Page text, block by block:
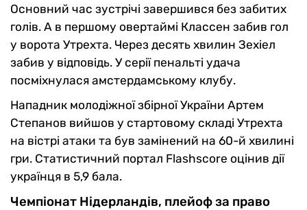
Основний час зустрічі завершився без забитих
голів. А в першому овертаймі Классен забив гол
у ворота Утрехта. Через десять хвилин Зехіел
забив у відповідь. У серії пенальті удача
посміхнулася амстердамському клубу.
Нападник молодіжної збірної України Артем
Степанов вийшов у стартовому складі Утрехта
на вістрі атаки та був замінений на 60-й хвилині
гри. Статистичний портал Flashscore оцінив дії
українця в 5,9 бала.
Чемпіонат Нідерландів, плейоф за право